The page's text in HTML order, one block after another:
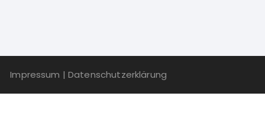
Impressum |Datenschutzerklärung